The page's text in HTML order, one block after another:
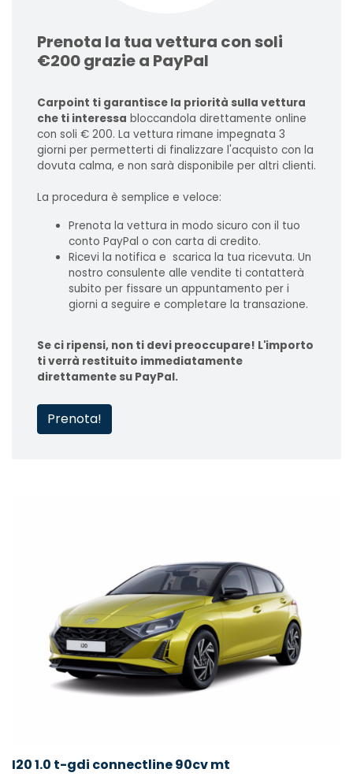
Prenota la tua vettura con soli
€200 grazie a PayPal
Carpoint ti garantisce la priorità sulla vettura
che ti interessa bloccandola direttamente online
con soli € 200. La vettura rimane impegnata 3
giorni per permetterti di finalizzare l'acquisto con la
dovuta calma, e non sarà disponibile per altri clienti.
La procedura è semplice e veloce:
Prenota la vettura in modo sicuro con il tuo
conto PayPal o con carta di credito.
Ricevi la notifica e scarica la tua ricevuta. Un
nostro consulente alle vendite ti contatterà
subito per fissare un appuntamento per i
giorni a seguire e completare la transazione.
Se ci ripensi, non ti devi preoccupare! L'importo
ti verrà restituito immediatamente
direttamente su PayPal.
Prenota!
I20 1.0 t-gdi connectline 90cv mt